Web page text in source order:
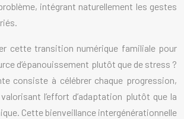
intégrant naturellement les gestes
cette transition numérique familiale pour
d’épanouissement plutôt que de stress ?
consiste à célébrer chaque progression,
l’effort d’adaptation plutôt que la
Cette bienveillance intergénérationnelle